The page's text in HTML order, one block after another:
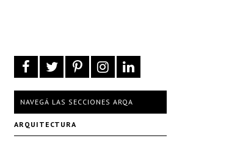
NAVEGÁ LAS SECCIONES ARQA
ARQUITECTURA